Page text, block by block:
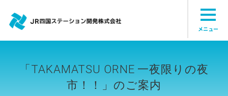
メニュー
「TAKAMATSU ORNE 一夜限りの夜
市！！」のご案内